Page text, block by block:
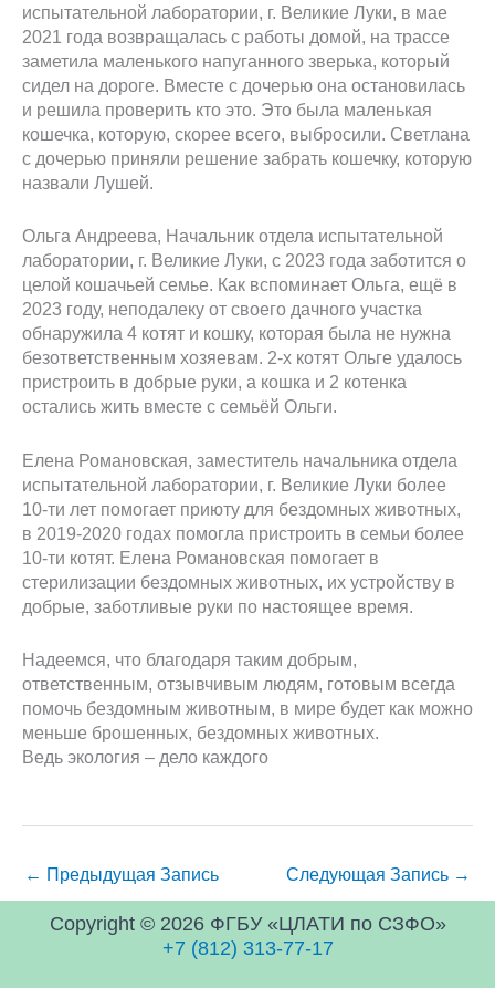
испытательной лаборатории, г. Великие Луки, в мае
2021 года возвращалась с работы домой, на трассе
заметила маленького напуганного зверька, который
сидел на дороге. Вместе с дочерью она остановилась
и решила проверить кто это. Это была маленькая
кошечка, которую, скорее всего, выбросили. Светлана
с дочерью приняли решение забрать кошечку, которую
назвали Лушей.
Ольга Андреева, Начальник отдела испытательной
лаборатории, г. Великие Луки, с 2023 года заботится о
целой кошачьей семье. Как вспоминает Ольга, ещё в
2023 году, неподалеку от своего дачного участка
обнаружила 4 котят и кошку, которая была не нужна
безответственным хозяевам. 2-х котят Ольге удалось
пристроить в добрые руки, а кошка и 2 котенка
остались жить вместе с семьёй Ольги.
Елена Романовская, заместитель начальника отдела
испытательной лаборатории, г. Великие Луки более
10-ти лет помогает приюту для бездомных животных,
в 2019-2020 годах помогла пристроить в семьи более
10-ти котят. Елена Романовская помогает в
стерилизации бездомных животных, их устройству в
добрые, заботливые руки по настоящее время.
Надеемся, что благодаря таким добрым,
ответственным, отзывчивым людям, готовым всегда
помочь бездомным животным, в мире будет как можно
меньше брошенных, бездомных животных.
Ведь экология – дело каждого
← Предыдущая Запись Следующая Запись →
Copyright © 2026 ФГБУ «ЦЛАТИ по СЗФО»
+7 (812) 313-77-17